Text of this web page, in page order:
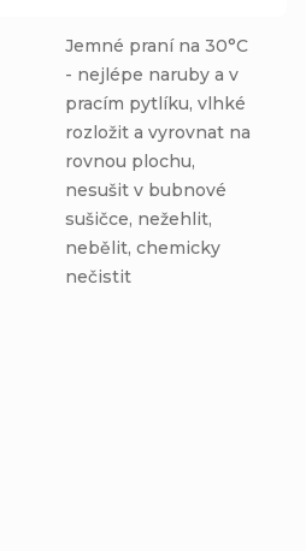
Jemné praní na 30°C
- nejlépe naruby a v
pracím pytlíku, vlhké
rozložit a vyrovnat na
rovnou plochu,
nesušit v bubnové
sušičce, nežehlit,
nebělit, chemicky
nečistit